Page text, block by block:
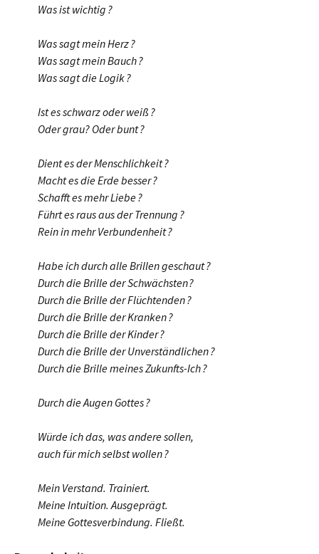
Was ist wichtig ?
Was sagt mein Herz ?
Was sagt mein Bauch ?
Was sagt die Logik ?
Ist es schwarz oder weiß ?
Oder grau? Oder bunt ?
Dient es der Menschlichkeit ?
Macht es die Erde besser ?
Schafft es mehr Liebe ?
Führt es raus aus der Trennung ?
Rein in mehr Verbundenheit ?
Habe ich durch alle Brillen geschaut ?
Durch die Brille der Schwächsten ?
Durch die Brille der Flüchtenden ?
Durch die Brille der Kranken ?
Durch die Brille der Kinder ?
Durch die Brille der Unverständlichen ?
Durch die Brille meines Zukunfts-Ich ?
Durch die Augen Gottes ?
Würde ich das, was andere sollen,
auch für mich selbst wollen ?
Mein Verstand. Trainiert.
Meine Intuition. Ausgeprägt.
Meine Gottesverbindung. Fließt.